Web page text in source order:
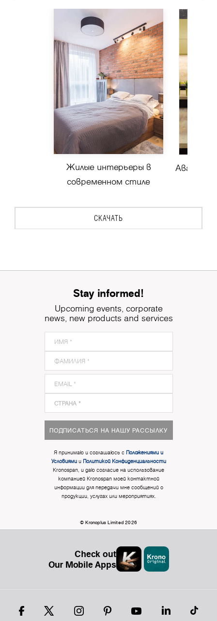
Жилые интерьеры в
современном стиле
СКАЧАТЬ
Stay informed!
Upcoming events, corporate
news, new products and services
ПОДПИСАТЬСЯ НА НАШУ РАССЫЛКУ
Я принимаю и соглашаюсь с Положениями и
Условиямии Политикой Конфиденциальности
Kronospan, и даю согласие на использование
компанией Kronospan моей контактной
информации для передачи мне сообщений о
продукции, услугах или мероприятиях.
© Kronoplus Limited 2026
Check out
Our Mobile Apps